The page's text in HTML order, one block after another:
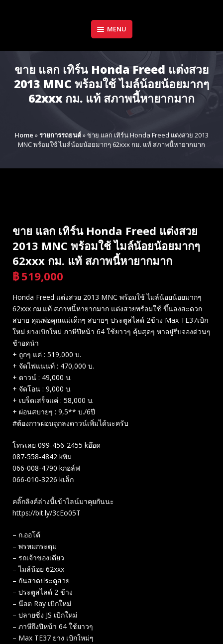
MENU
ขาย แลก เทิร์น Honda Freed แต่งสวย
2013 MNC​ พร้อมใช้ ไมล์น้อยน้อยมากๆ
62xxx กม. แท้​ สภาพนี้หายากมาก
Home »รายการรถยนต์»ขาย แลก เทิร์น Honda Freed แต่งสวย 2013
MNC​ พร้อมใช้ ไมล์น้อยน้อยมากๆ 62xxx กม. แท้​ สภาพนี้หายากมาก
ขาย แลก เทิร์น Honda Freed แต่งสวย
2013 MNC​ พร้อมใช้ ไมล์น้อยน้อยมากๆ
62xxx กม. แท้​ สภาพนี้หายากมาก
฿ 519,000
Honda Freed แต่งสวย 2013 MNC​ พร้อมใช้ ไมล์น้อยน้อยมากๆ
62xxx กม.แท้​ สภาพนี้หายากมาก แต่งสวยพร้อมใช้ ขึ้นลงสะดวก
สบาย คุณพ่อคุณแม่เด็กๆ สบายๆ ประตูสไลด์ 2ข้าง Max TE37เบิก
ใหม่ ยางเบิกใหม่ ภาษีปีหน้า 64 ใช้ยาวๆ คุ้มสุดๆ หาอยู่รีบจองด่วนๆ
ช้าอดน๋า
+ ถูกๆ​ แค่​ : 519,000 บ.
+ จัดไฟแนนท์ : 470,000 บ.
+ ดาวน์ : 49,000 บ.
+ จัดโอน : 9,000 บ.
+ เบร็ดเสร็จแค่ : 58,000 บ.
+ ผ่อนสบายๆ : 9,5** บ./6ปี
#ต้องการผ่อนถูกลงดาวน์เพิ่มได้นะครับ
โทรเลย 099-456-2455 kอ๊อด
087-558-4842 kพิม
066-008-4790 kกอล์ฟ
066-010-3226 kเล็ก
คลิ๊กลิงค์ล่างนี้เข้าไลน์มาคุยกันนะ
https://bit.ly/3cEo05T
– ก.ออโต้
– พรหมกระดุม
– รถเจ้าของเดียว
– ไมล์น้อย 62xxx
– กันสาดประตูสวย
– ประตูสไลด์ 2 ข้าง
– น๊อต Ray เบิกใหม่
– ปลายซิ่ง JS เบิกใหม่
– ภาษีถึงปีหน้า 64 ใช้ยาวๆ
– Max TE37 ยาง เบิกใหม่ๆ